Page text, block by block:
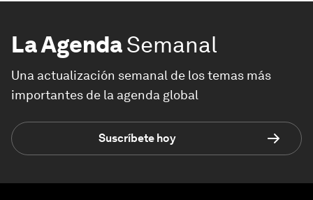
La AgendaSemanal
Una actualización semanal de los temas más
importantes de la agenda global
Suscríbete hoy